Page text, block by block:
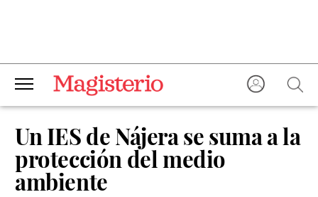
Un IES de Nájera se suma a la
protección del medio
ambiente